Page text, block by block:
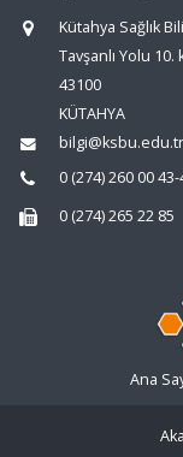
Kütahya Sağlık
Tavşanlı Yolu 10.
43100
KÜTAHYA
bilgi@ksbu.edu.tr
0 (274) 260 00
0 (274) 265 22 85
Ana